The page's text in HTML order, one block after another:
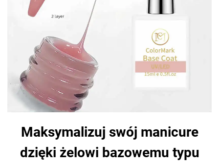
Maksymalizuj swój manicure
dzięki żelowi bazowemu typu